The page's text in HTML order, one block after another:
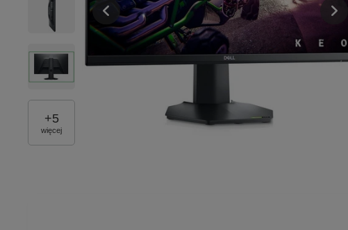
+5
więcej